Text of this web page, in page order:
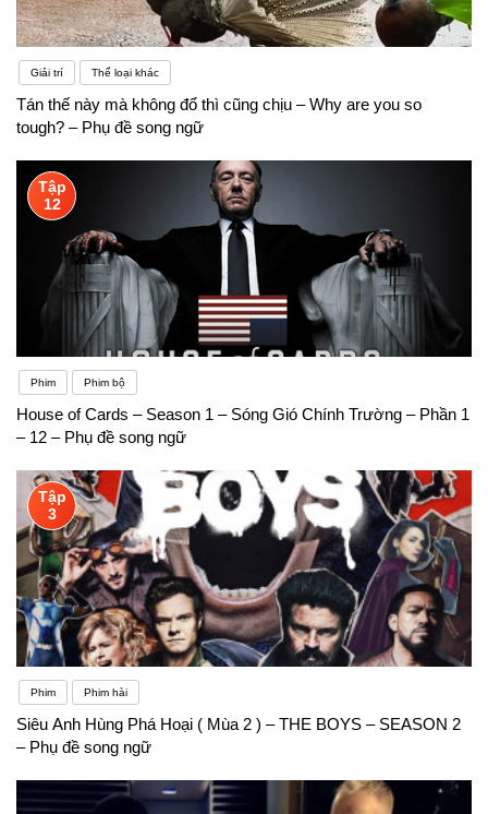
Giải trí Thể loại khác
Tán thế này mà không đổ thì cũng chịu – Why are you so
tough? – Phụ đề song ngữ
Tập
12
Phim Phim bộ
House of Cards – Season 1 – Sóng Gió Chính Trường – Phần 1
– 12 – Phụ đề song ngữ
Tập
3
Phim Phim hài
Siêu Anh Hùng Phá Hoại ( Mùa 2 ) – THE BOYS – SEASON 2
– Phụ đề song ngữ